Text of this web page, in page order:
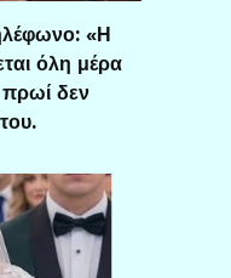
«Η
όλη μέρα
πρωί δεν